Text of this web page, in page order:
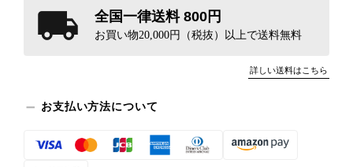
全国一律送料 800円
お買い物20,000円（税抜）以上で送料無料
詳しい送料はこちら
お支払い方法について